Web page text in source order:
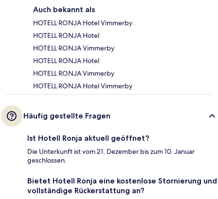
Auch bekannt als
HOTELL RONJA Hotel Vimmerby
HOTELL RONJA Hotel
HOTELL RONJA Vimmerby
HOTELL RONJA Hotel
HOTELL RONJA Vimmerby
HOTELL RONJA Hotel Vimmerby
Häufig gestellte Fragen
Ist Hotell Ronja aktuell geöffnet?
Die Unterkunft ist vom 21. Dezember bis zum 10. Januar
geschlossen.
Bietet Hotell Ronja eine kostenlose Stornierung und
vollständige Rückerstattung an?